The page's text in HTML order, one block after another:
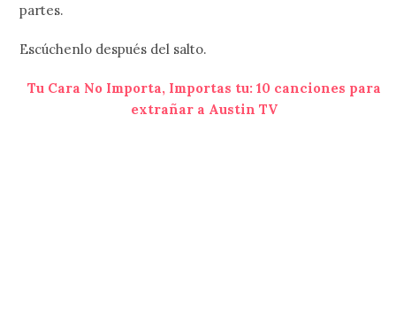
partes.
Escúchenlo después del salto.
Tu Cara No Importa, Importas tu: 10 canciones para
extrañar a Austin TV